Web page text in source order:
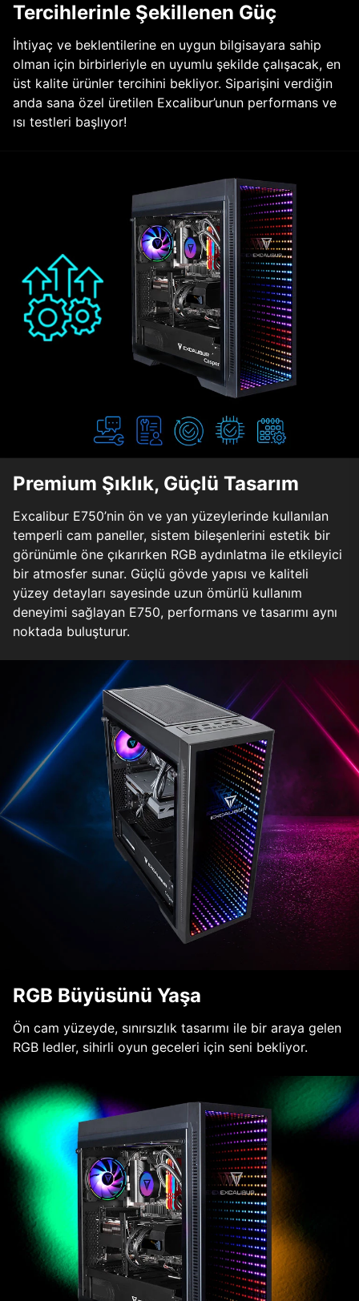
Tercihlerinle Şekillenen Güç
İhtiyaç ve beklentilerine en uygun bilgisayara sahip
olman için birbirleriyle en uyumlu şekilde çalışacak, en
üst kalite ürünler tercihini bekliyor. Siparişini verdiğin
anda sana özel üretilen Excalibur’unun performans ve
ısı testleri başlıyor!
Premium Şıklık, Güçlü Tasarım
Excalibur E750’nin ön ve yan yüzeylerinde kullanılan
temperli cam paneller, sistem bileşenlerini estetik bir
görünümle öne çıkarırken RGB aydınlatma ile etkileyici
bir atmosfer sunar. Güçlü gövde yapısı ve kaliteli
yüzey detayları sayesinde uzun ömürlü kullanım
deneyimi sağlayan E750, performans ve tasarımı aynı
noktada buluşturur.
RGB Büyüsünü Yaşa
Ön cam yüzeyde, sınırsızlık tasarımı ile bir araya gelen
RGB ledler, sihirli oyun geceleri için seni bekliyor.